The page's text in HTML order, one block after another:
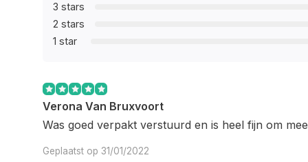
3 stars
2 stars
1 star
Verona Van Bruxvoort
Was goed verpakt verstuurd en is heel fijn om
Geplaatst op 31/01/2022